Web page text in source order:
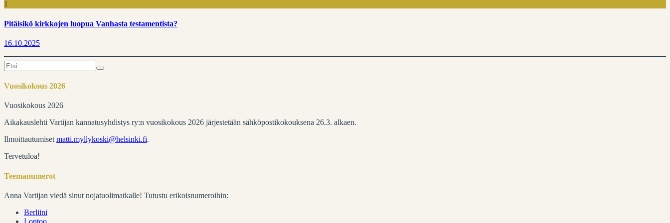
1
Pitäisikö kirkkojen luopua Vanhasta testamentista?
16.10.2025
Search
for:
Vuosikokous 2026
Vuosikokous 2026
Aikakauslehti Vartijan kannatusyhdistys ry:n vuosikokous 2026 järjestetään sähköpostikokouksena 26.3. alkaen.
Ilmoittautumiset matti.myllykoski@helsinki.fi.
Tervetuloa!
Teemanumerot
Anna Vartijan viedä sinut nojatuolimatkalle! Tutustu erikoisnumeroihin:
Berliini
Lontoo